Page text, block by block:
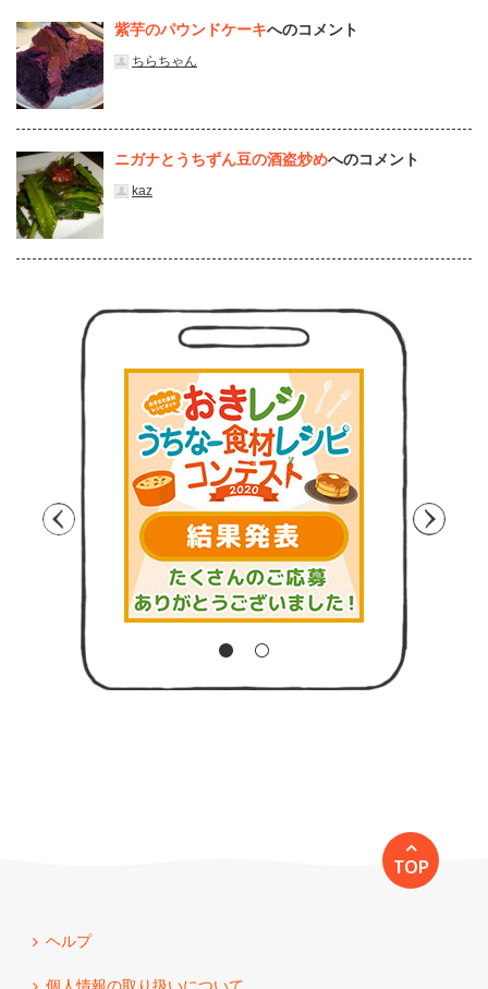
紫芋のパウンドケーキへのコメント
ちらちゃん
ニガナとうちずん豆の酒盗炒めへのコメント
kaz
TOP
ヘルプ